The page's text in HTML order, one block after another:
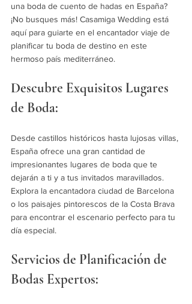
una boda de cuento de hadas en España?
¡No busques más! Casamiga Wedding está
aquí para guiarte en el encantador viaje de
planificar tu boda de destino en este
hermoso país mediterráneo.
Descubre Exquisitos Lugares
de Boda:
Desde castillos históricos hasta lujosas villas,
España ofrece una gran cantidad de
impresionantes lugares de boda que te
dejarán a ti y a tus invitados maravillados.
Explora la encantadora ciudad de Barcelona
o los paisajes pintorescos de la Costa Brava
para encontrar el escenario perfecto para tu
día especial.
Servicios de Planificación de
Bodas Expertos: